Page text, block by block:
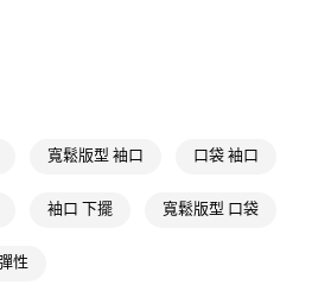
上)免運費
上)免運費
寬鬆版型 袖口 口袋 袖口
袖口 下擺 寬鬆版型 口袋
性